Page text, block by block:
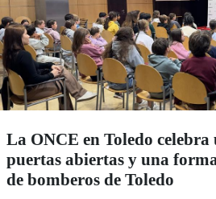
La ONCE en Toledo
puertas abiertas y una
de bomberos de Toledo